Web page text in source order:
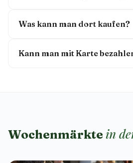
Was kann man dort kaufen?
Kann man mit Karte
Wochenmärkte in